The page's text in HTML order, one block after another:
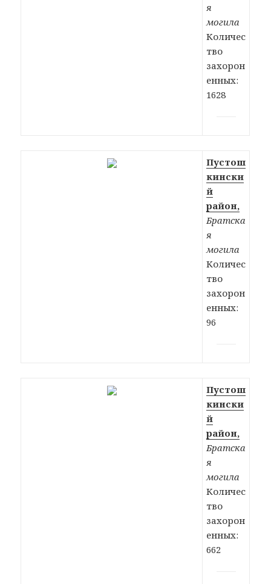
я
могила
Количес
тво
захорон
енных:
1628
Пустош
кински
й
район,
Братска
я
могила
Количес
тво
захорон
енных:
96
Пустош
кински
й
район,
Братска
я
могила
Количес
тво
захорон
енных:
662